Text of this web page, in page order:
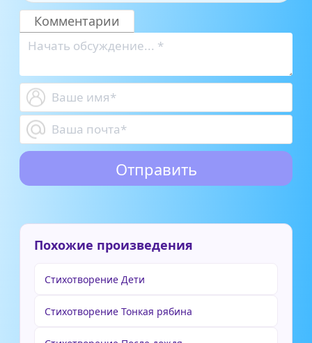
Комментарии
Похожие произведения
Стихотворение Дети
Стихотворение Тонкая рябина